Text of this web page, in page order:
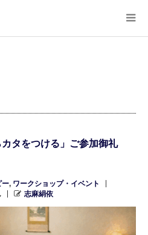
タをつける」ご参加御礼
ー, ワークショップ・イベント
志麻絹依